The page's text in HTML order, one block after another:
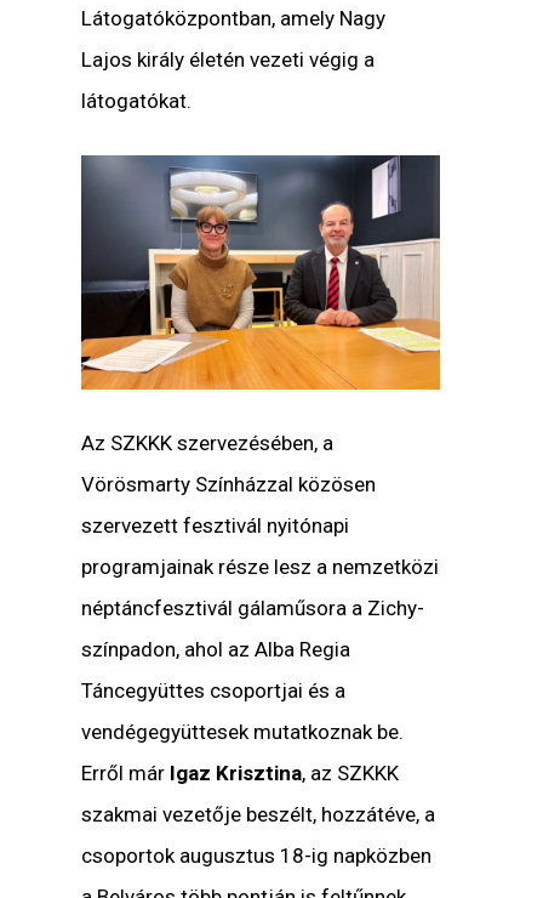
Látogatóközpontban, amely Nagy
Lajos király életén vezeti végig a
látogatókat.
Az SZKKK szervezésében, a
Vörösmarty Színházzal közösen
szervezett fesztivál nyitónapi
programjainak része lesz a nemzetközi
néptáncfesztivál gálaműsora a Zichy-
színpadon, ahol az Alba Regia
Táncegyüttes csoportjai és a
vendégegyüttesek mutatkoznak be.
Erről már Igaz Krisztina, az SZKKK
szakmai vezetője beszélt, hozzátéve, a
csoportok augusztus 18-ig napközben